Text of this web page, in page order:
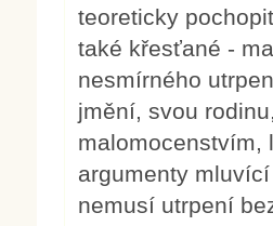
teoreticky
také křesťané -
nesmírného
jmění, svou
malomocenstvím,
argumenty
nemusí utrpení